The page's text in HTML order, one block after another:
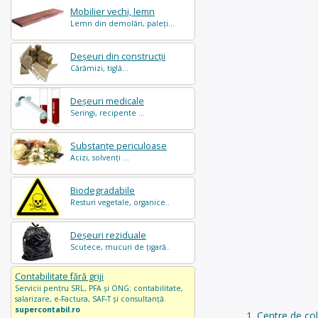
Mobilier vechi, lemn
Lemn din demolări, paleți...
Deșeuri din construcții
Cărămizi, tiglă...
Deșeuri medicale
Seringi, recipente ...
Substanțe periculoase
Acizi, solvenți ...
Biodegradabile
Resturi vegetale, organice..
Deșeuri reziduale
Scutece, mucuri de țigară..
Contabilitate fără griji
Servicii pentru SRL, PFA și ONG: contabilitate,
salarizare, e-Factura, SAF-T și consultanță.
supercontabil.ro